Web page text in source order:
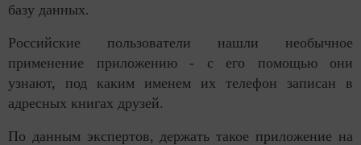
базу данных.
Российские пользователи нашли необычное
применение приложению - с его помощью они
узнают, под каким именем их телефон записан в
адресных книгах друзей.
По данным экспертов, держать такое приложение на